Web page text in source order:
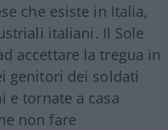
che esiste in Italia,
italiani. Il Sole
accettare la tregua in
genitori dei soldati
e tornate a casa
non fare